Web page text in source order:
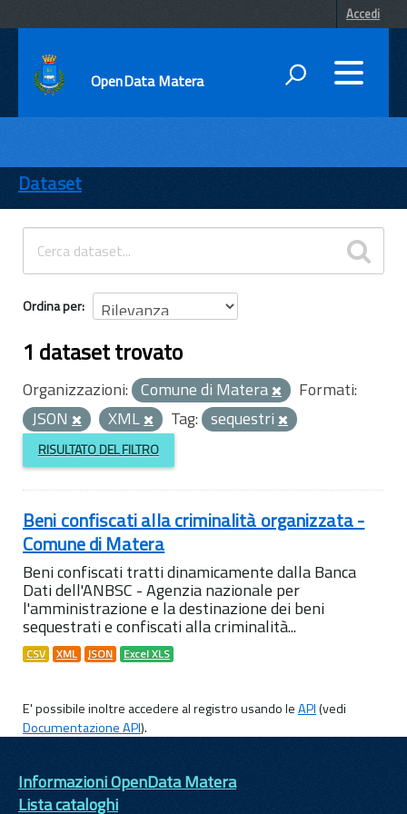
Accedi
OpenData Matera
ENTI
TEMI
INFORMAZIONI
Dataset
Ordina per
1 dataset trovato
Organizzazioni: Comune di Matera
Formati:
JSON
XML Tag: sequestri
RISULTATO DEL FILTRO
Beni confiscati alla criminalità organizzata -
Comune di Matera
Beni confiscati tratti dinamicamente dalla Banca
Dati dell'ANBSC - Agenzia nazionale per
l'amministrazione e la destinazione dei beni
sequestrati e confiscati alla criminalità...
CSV XML JSON Excel XLS
E' possibile inoltre accedere al registro usando leAPI(vedi
Documentazione API).
Informazioni OpenData Matera
Lista cataloghi